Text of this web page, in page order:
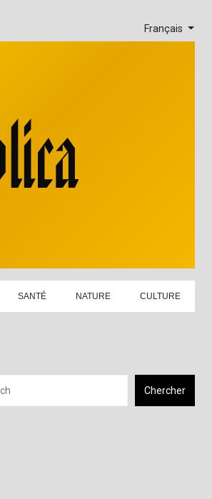
Français
SANTÉ NATURE CULTURE
Chercher